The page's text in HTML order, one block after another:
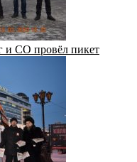
и СО провёл пикет